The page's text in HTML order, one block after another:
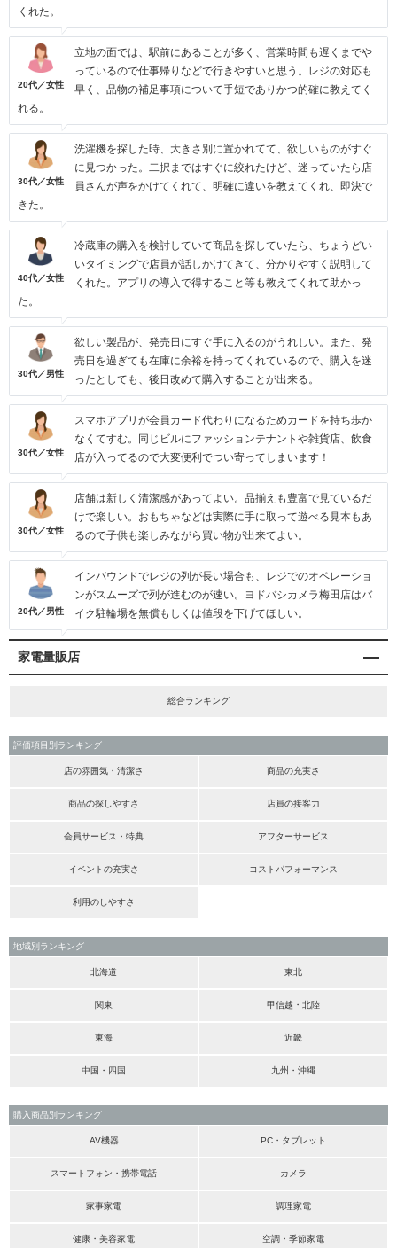
くれた。
20代／女性
立地の面では、駅前にあることが多く、営業時間も遅くまでや
っているので仕事帰りなどで行きやすいと思う。レジの対応も
早く、品物の補足事項について手短でありかつ的確に教えてく
れる。
30代／女性
洗濯機を探した時、大きさ別に置かれてて、欲しいものがすぐ
に見つかった。二択まではすぐに絞れたけど、迷っていたら店
員さんが声をかけてくれて、明確に違いを教えてくれ、即決で
きた。
40代／女性
冷蔵庫の購入を検討していて商品を探していたら、ちょうどい
いタイミングで店員が話しかけてきて、分かりやすく説明して
くれた。アプリの導入で得すること等も教えてくれて助かっ
た。
30代／男性
欲しい製品が、発売日にすぐ手に入るのがうれしい。また、発
売日を過ぎても在庫に余裕を持ってくれているので、購入を迷
ったとしても、後日改めて購入することが出来る。
30代／女性
スマホアプリが会員カード代わりになるためカードを持ち歩か
なくてすむ。同じビルにファッションテナントや雑貨店、飲食
店が入ってるので大変便利でつい寄ってしまいます！
30代／女性
店舗は新しく清潔感があってよい。品揃えも豊富で見ているだ
けで楽しい。おもちゃなどは実際に手に取って遊べる見本もあ
るので子供も楽しみながら買い物が出来てよい。
20代／男性
インバウンドでレジの列が長い場合も、レジでのオペレーショ
ンがスムーズで列が進むのが速い。ヨドバシカメラ梅田店はバ
イク駐輪場を無償もしくは値段を下げてほしい。
家電量販店
総合ランキング
評価項目別ランキング
店の雰囲気・清潔さ 商品の充実さ
商品の探しやすさ 店員の接客力
会員サービス・特典 アフターサービス
イベントの充実さ コストパフォーマンス
利用のしやすさ
地域別ランキング
北海道 東北
関東 甲信越・北陸
東海 近畿
中国・四国 九州・沖縄
購入商品別ランキング
AV機器 PC・タブレット
スマートフォン・携帯電話 カメラ
家事家電 調理家電
健康・美容家電 空調・季節家電